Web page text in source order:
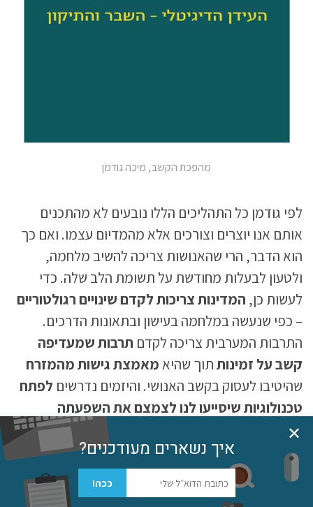
מהפכת הקשב, מיכה גודמן
לפי גודמן כל התהליכים הללו נובעים לא מהתכנים
אותם אנו יוצרים וצורכים אלא מהמדיום עצמו. ואם כך
הוא הדבר, הרי שהאנושות צריכה להשיב מלחמה,
ולטעון לבעלות מחודשת על תשומת הלב שלה. כדי
לעשות כן, המדינות צריכות לקדם שינויים רגולטוריים
– כפי שנעשה במלחמה בעישון ובתאונות הדרכים.
התרבות המערבית צריכה לקדם תרבות שמעדיפה
קשב על זמינותתוך שהיאמאמצת גישות מהמזרח
שהיטיבו לעסוק בקשב האנושי. והיזמים נדרשים לפתח
טכנולוגיות שיסייעו לנו לצמצם את השפעתה
המזיקה
לרתום אותה לטובת
הקשב והבריאות האישית והנפשית שלנו. בסופה של
המהפכה, גודמן מבקש להקים את היוצר בחזרה על
הגולם כך שהטכנולוגיה תשוב לשרת את האנושות ולא
✕
איך נשארים מעודכנים?
ככה!